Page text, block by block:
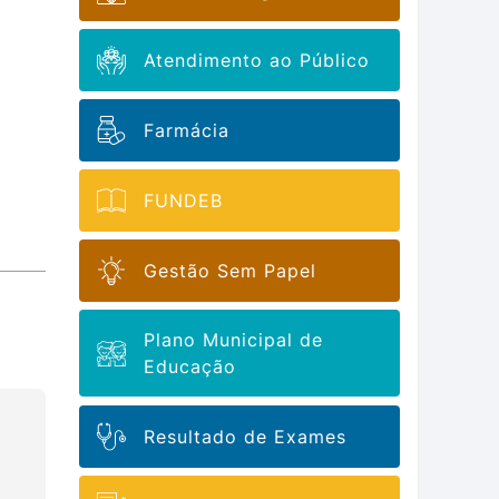
Atendimento ao Público
Farmácia
FUNDEB
Gestão Sem Papel
Plano Municipal de
Educação
Resultado de Exames